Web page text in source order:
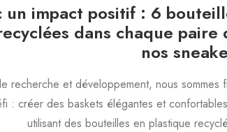
un impact positif : 6
dans chaque paire
nos
recherche et développement, nous sommes
: créer des baskets élégantes et
utilisant des bouteilles en plastique